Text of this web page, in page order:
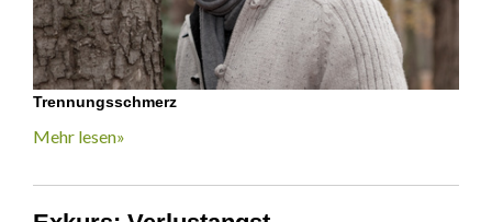
Trennungsschmerz
Mehr lesen»